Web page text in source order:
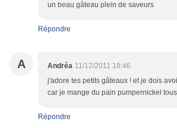
un beau gâteau plein de saveurs
Répondre
A Andréa 11/12/2011 18:46
j'adore tes petits gâteaux ! et je dois
car je mange du pain pumpernickel
Répondre